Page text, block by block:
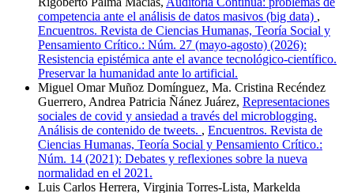
competencia ante el análisis de datos masivos (big data) ,
Encuentros. Revista de Ciencias Humanas, Teoría Social y
Pensamiento Crítico.: Núm. 27 (mayo-agosto) (2026):
Resistencia epistémica ante el avance tecnológico-científico.
Preservar la humanidad ante lo artificial.
Miguel Omar Muñoz Domínguez, Ma. Cristina Recéndez
Guerrero, Andrea Patricia Ñánez Juárez, Representaciones
sociales de covid y ansiedad a través del microblogging.
Análisis de contenido de tweets. , Encuentros. Revista de
Ciencias Humanas, Teoría Social y Pensamiento Crítico.:
Núm. 14 (2021): Debates y reflexiones sobre la nueva
normalidad en el 2021.
Luis Carlos Herrera, Virginia Torres-Lista, Markelda